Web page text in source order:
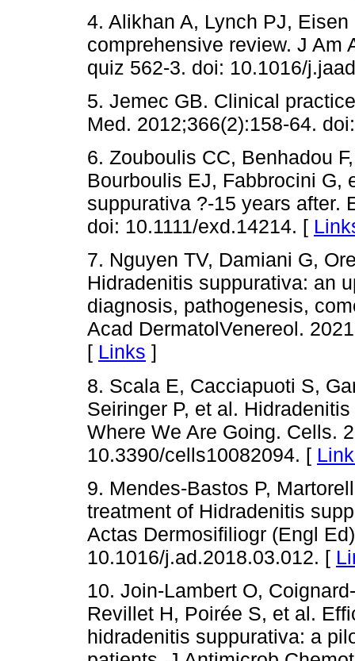
4. Alikhan A, Lynch PJ,
comprehensive review. J Am
quiz 562-3. doi: 10.1016/
5. Jemec GB. Clinical
Med. 2012;366(2):158-64.
6. Zouboulis CC, Benhadou
Bourboulis EJ, Fabbrocini G,
suppurativa ?-15 years after.
doi: 10.1111/exd.14214. [
7. Nguyen TV, Damiani G,
Hidradenitis suppurativa: an
diagnosis, pathogenesis,
Acad DermatolVenereol.
[ Links ]
8. Scala E, Cacciapuoti S,
Seiringer P, et al.
Where We Are Going. Cells.
10.3390/cells10082094. [
9. Mendes-Bastos P,
treatment of Hidradenitis
Actas Dermosifiliogr (Engl
10.1016/j.ad.2018.03.012. [
10. Join-Lambert O,
Revillet H, Poirée S, et al.
hidradenitis suppurativa: a